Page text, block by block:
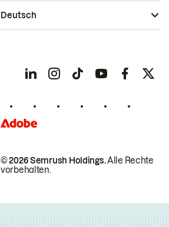
© 2026 Semrush Holdings.Alle Rechte
vorbehalten.
Deutsch